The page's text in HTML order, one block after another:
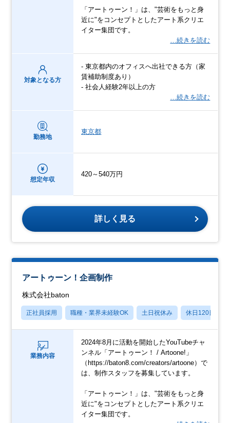
「アートゥーン！」は、"芸術をもっと身
近に"をコンセプトとしたアート系クリエ
イター集団です。
…続きを読む
対象となる方
- 東京都内のオフィスへ出社できる方（家
賃補助制度あり）
- 社会人経験2年以上の方
…続きを読む
勤務地
東京都
想定年収
420～540万円
詳しく見る
アートゥーン！企画制作
株式会社baton
正社員採用 職種・業界未経験OK 土日祝休み 休日120日以上
業務内容
2024年8月に活動を開始したYouTubeチャ
ンネル「アートゥーン！ / Artoone!」
（https://baton8.com/creators/artoone）で
は、制作スタッフを募集しています。
「アートゥーン！」は、"芸術をもっと身
近に"をコンセプトとしたアート系クリエ
イター集団です。